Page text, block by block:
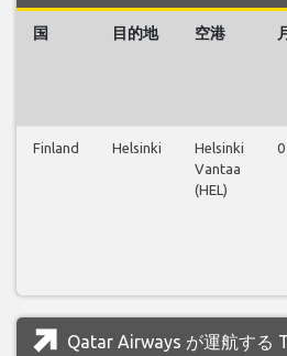
国 目的地 空港
Finland Helsinki
Helsinki
Vantaa
(HEL)
0
Qatar Airways が運航する